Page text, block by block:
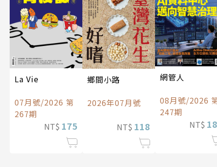
La Vie
07月號/2026 第
267期
NT$ 175
鄉間小路
2026年07月號
NT$ 118
網管人
08月號/2026
247期
NT$